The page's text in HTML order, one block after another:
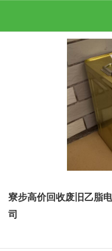
寮步高价回收废旧乙脂
司